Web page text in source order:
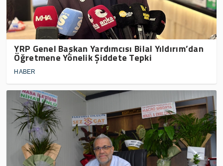
YRP Genel Başkan Yardımcısı Bilal Yıldırım’dan
Öğretmene Yönelik Şiddete Tepki
HABER